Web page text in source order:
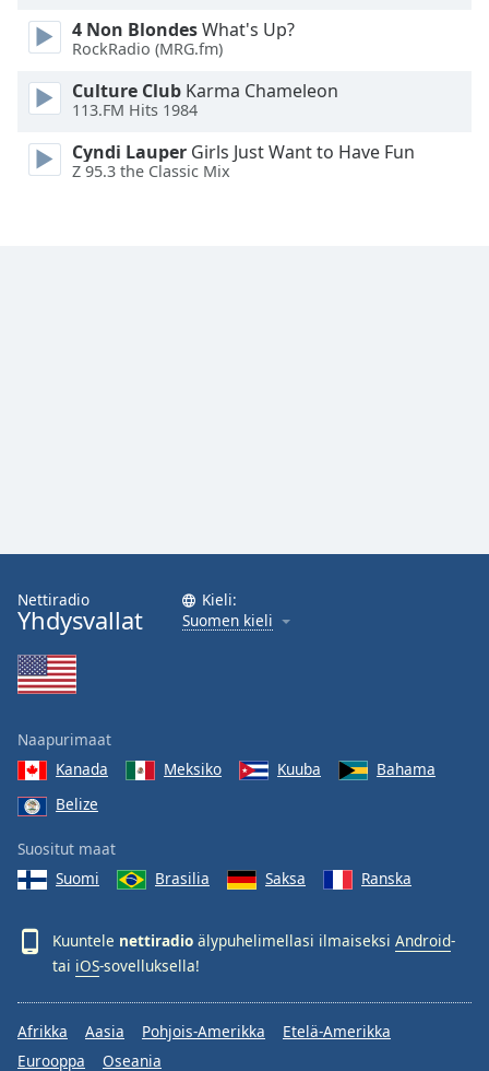
Style
Font
Family
Reset
4 Non BlondesWhat's Up?
RockRadio (MRG.fm)
Culture Club Karma Chameleon
113.FM Hits 1984
Cyndi Lauper Girls Just Want to Have Fun
Z 95.3 the Classic Mix
Nettiradio
Yhdysvallat
Kieli:
Suomen kieli
Naapurimaat
Kanada
Meksiko Kuuba
Bahama
Belize
Suositut maat
Suomi
Brasilia Saksa Ranska
Kuuntele nettiradio älypuhelimellasi ilmaiseksi Android-
tai iOS-sovelluksella!
Afrikka Aasia Pohjois-Amerikka
Etelä-Amerikka
Eurooppa
Oseania